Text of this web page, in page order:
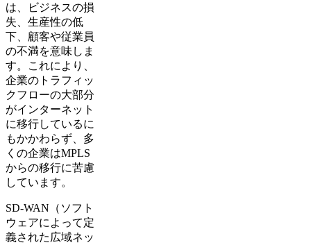
は、ビジネスの損
失、生産性の低
下、顧客や従業員
の不満を意味しま
す。これにより、
企業のトラフィッ
クフローの大部分
がインターネット
に移行しているに
もかかわらず、多
くの企業はMPLS
からの移行に苦慮
しています。
SD-WAN（ソフト
ウェアによって定
義された広域ネッ